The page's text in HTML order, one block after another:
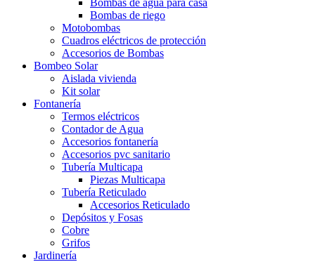
Bombas de riego
Motobombas
Cuadros eléctricos de protección
Accesorios de Bombas
Bombeo Solar
Aislada vivienda
Kit solar
Fontanería
Termos eléctricos
Contador de Agua
Accesorios fontanería
Accesorios pvc sanitario
Tubería Multicapa
Piezas Multicapa
Tubería Reticulado
Accesorios Reticulado
Depósitos y Fosas
Cobre
Grifos
Jardinería